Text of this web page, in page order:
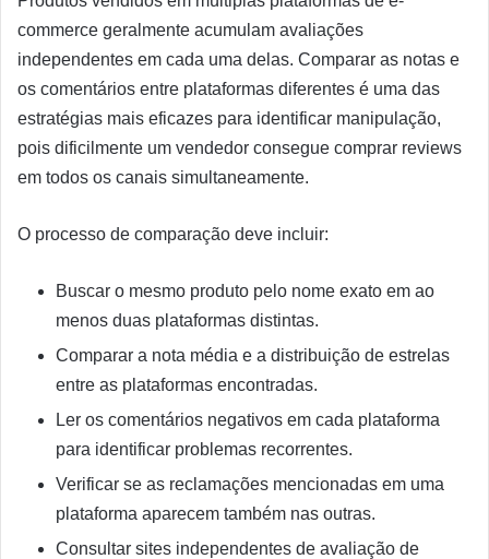
commerce geralmente acumulam avaliações
independentes em cada uma delas. Comparar as notas e
os comentários entre plataformas diferentes é uma das
estratégias mais eficazes para identificar manipulação,
pois dificilmente um vendedor consegue comprar reviews
em todos os canais simultaneamente.
O processo de comparação deve incluir:
Buscar o mesmo produto pelo nome exato em ao
menos duas plataformas distintas.
Comparar a nota média e a distribuição de estrelas
entre as plataformas encontradas.
Ler os comentários negativos em cada plataforma
para identificar problemas recorrentes.
Verificar se as reclamações mencionadas em uma
plataforma aparecem também nas outras.
Consultar sites independentes de avaliação de